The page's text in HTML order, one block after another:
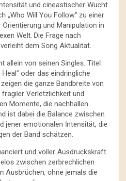
und cineastischer Wucht
„Who Will You Follow“ zu einer
und Manipulation in
Welt. Die Frage nach
dem Song Aktualität.
allein von seinen Singles. Titel
Heal“ oder das eindringliche
zeigen die ganze Bandbreite von
Verletzlichkeit und
Momente, die nachhallen.
ist dabei die Balance zwischen
jener emotionalen Intensität, die
der Band schätzen.
und voller Ausdruckskraft.
zwischen zerbrechlichen
Ausbrüchen, ohne jemals die